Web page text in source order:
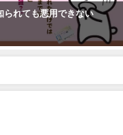
られても悪用できない